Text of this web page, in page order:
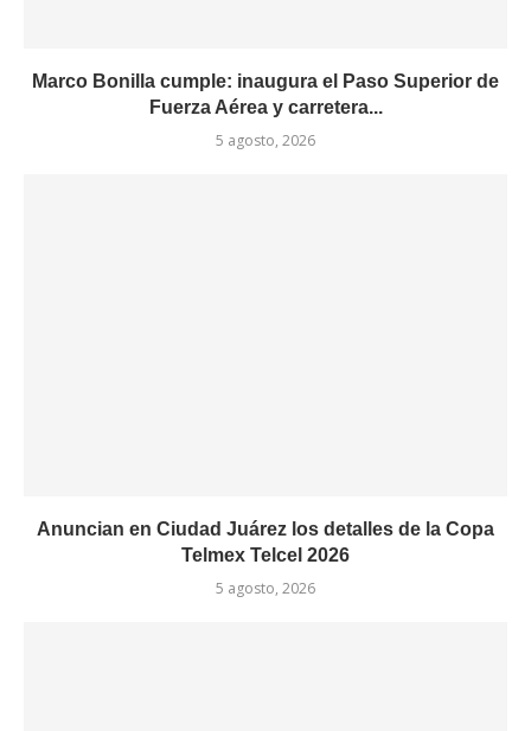
Marco Bonilla cumple: inaugura el Paso Superior de
Fuerza Aérea y carretera...
5 agosto, 2026
Anuncian en Ciudad Juárez los detalles de la Copa
Telmex Telcel 2026
5 agosto, 2026